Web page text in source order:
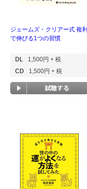
ジェームズ・クリアー式 複利
で伸びる1つの習慣
DL
1,500円 + 税
CD
1,500円 + 税